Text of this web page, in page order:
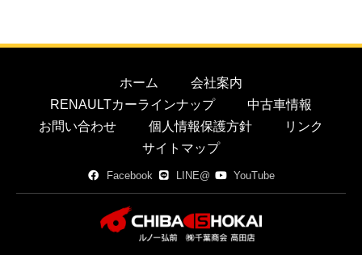
ホーム
会社案内
RENAULTカーラインナップ
中古車情報
お問い合わせ
個人情報保護方針
リンク
サイトマップ
Facebook LINE@ YouTube